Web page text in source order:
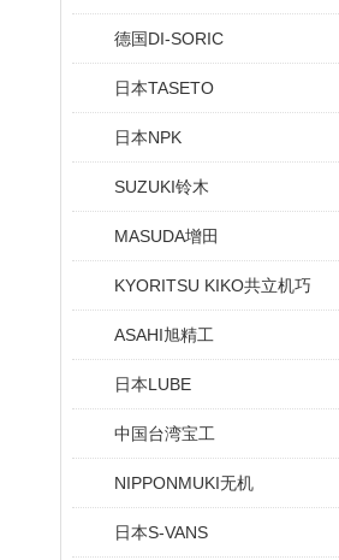
德国DI-SORIC
日本TASETO
日本NPK
SUZUKI铃木
MASUDA增田
KYORITSU KIKO共立机巧
ASAHI旭精工
日本LUBE
中国台湾宝工
NIPPONMUKI无机
日本S-VANS